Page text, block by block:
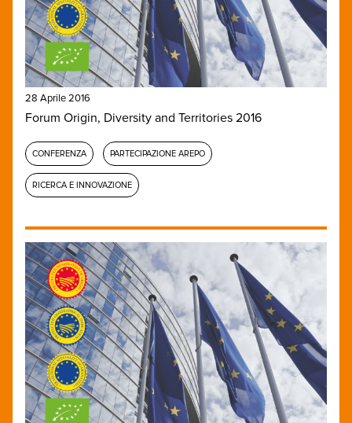
28 Aprile 2016
Forum Origin, Diversity and Territories 2016
CONFERENZA PARTECIPAZIONE AREPO
RICERCA E INNOVAZIONE